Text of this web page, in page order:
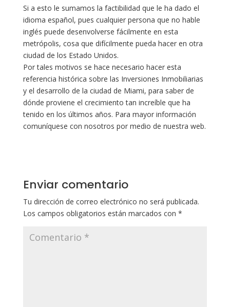
Si a esto le sumamos la factibilidad que le ha dado el
idioma español, pues cualquier persona que no hable
inglés puede desenvolverse fácilmente en esta
metrópolis, cosa que difícilmente pueda hacer en otra
ciudad de los Estado Unidos.
Por tales motivos se hace necesario hacer esta
referencia histórica sobre las Inversiones Inmobiliarias
y el desarrollo de la ciudad de Miami, para saber de
dónde proviene el crecimiento tan increíble que ha
tenido en los últimos años. Para mayor información
comuníquese con nosotros por medio de nuestra web.
Enviar comentario
Tu dirección de correo electrónico no será publicada.
Los campos obligatorios están marcados con *